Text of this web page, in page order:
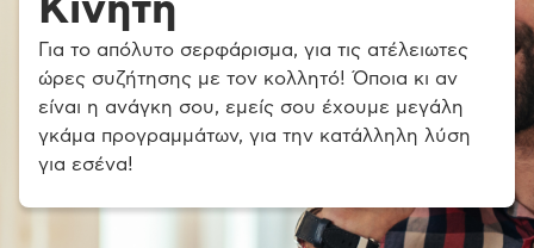
Κινητή
Για το απόλυτο σερφάρισμα, για τις ατέλειωτες
ώρες συζήτησης με τον κολλητό! Όποια κι αν
είναι η ανάγκη σου, εμείς σου έχουμε μεγάλη
γκάμα προγραμμάτων, για την κατάλληλη λύση
για εσένα!